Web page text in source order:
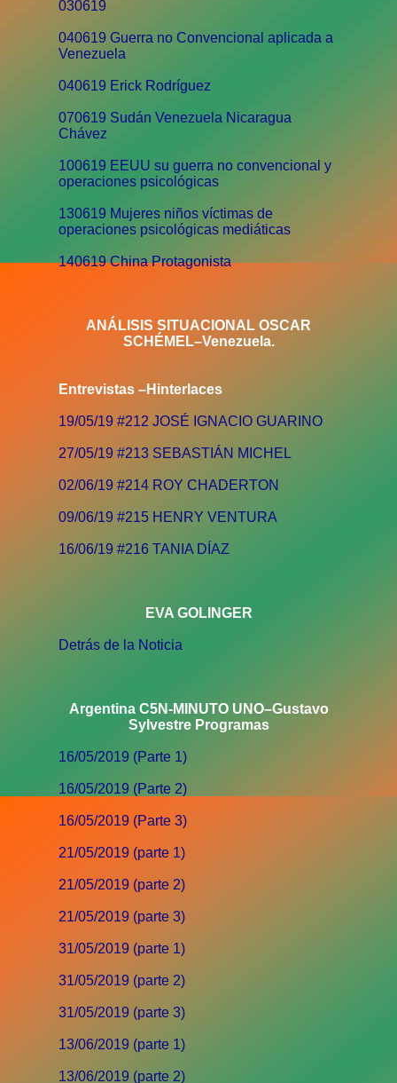
030619
040619 Guerra no Convencional aplicada a
Venezuela
040619 Erick Rodríguez
070619 Sudán Venezuela Nicaragua
Chávez
100619 EEUU su guerra no convencional y
operaciones psicológicas
130619 Mujeres niños víctimas de
operaciones psicológicas mediáticas
140619 China Protagonista
ANÁLISIS SITUACIONAL OSCAR
SCHÉMEL–Venezuela.
Entrevistas –Hinterlaces
19/05/19 #212 JOSÉ IGNACIO GUARINO
27/05/19 #213 SEBASTIÁN MICHEL
02/06/19 #214 ROY CHADERTON
09/06/19 #215 HENRY VENTURA
16/06/19 #216 TANIA DÍAZ
EVA GOLINGER
Detrás de la Noticia
Argentina C5N-MINUTO UNO–Gustavo
Sylvestre Programas
16/05/2019 (Parte 1)
16/05/2019 (Parte 2)
16/05/2019 (Parte 3)
21/05/2019 (parte 1)
21/05/2019 (parte 2)
21/05/2019 (parte 3)
31/05/2019 (parte 1)
31/05/2019 (parte 2)
31/05/2019 (parte 3)
13/06/2019 (parte 1)
13/06/2019 (parte 2)